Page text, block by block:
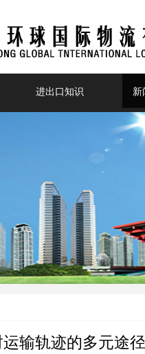
进出口知识 新
输轨迹的多元途径